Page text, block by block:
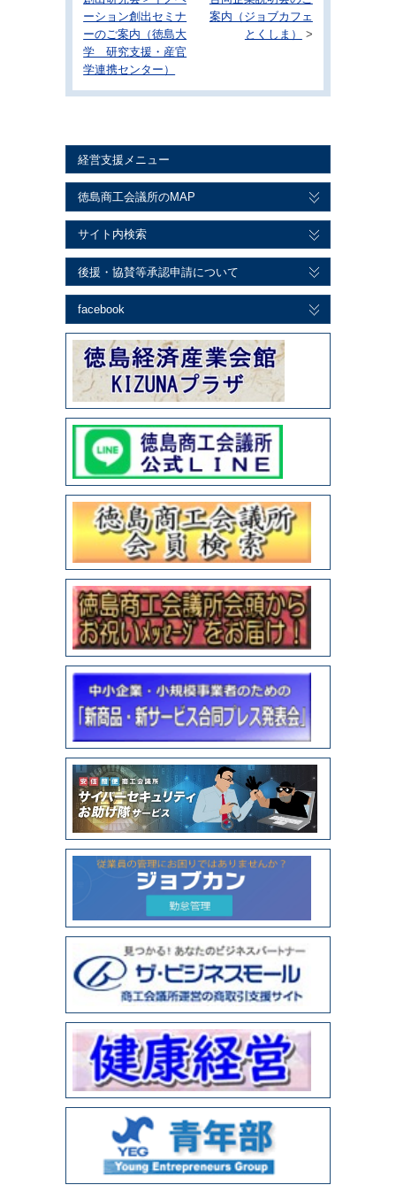
ーション創出セミナ
ーのご案内（徳島大
学 研究支援・産官
学連携センター）
案内（ジョブカフェ
とくしま）
>
経営支援メニュー
徳島商工会議所のMAP
サイト内検索
後援・協賛等承認申請について
facebook